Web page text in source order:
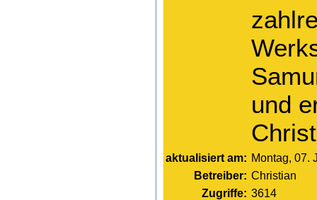
und
aktualisiert am: Montag, 07.
Betreiber: Christian
Zugriffe: 3614